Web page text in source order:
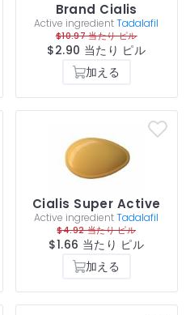
Brand Cialis
Active ingredientTadalafil
$10.97 当たり ピル
$2.90 当たり ピル
加える
Cialis Super Active
Active ingredientTadalafil
$4.92 当たり ピル
$1.66 当たり ピル
加える